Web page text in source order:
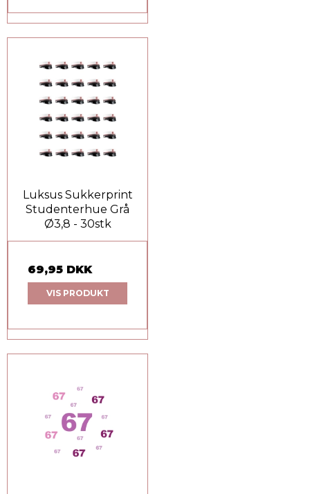
Luksus Sukkerprint
Studenterhue Grå
Ø3,8 - 30stk
69,95 DKK
VIS PRODUKT